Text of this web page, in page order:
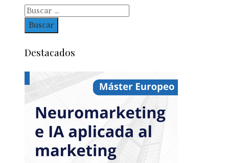
Buscar:
Destacados